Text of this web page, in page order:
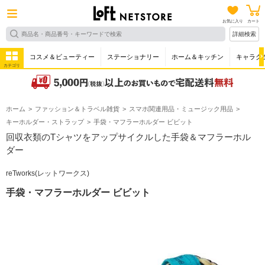
お気に入り カート
詳細検索
カテゴリ
コスメ＆ビューティー ステーショナリー ホーム＆キッチン キャラク
ホーム ファッション＆トラベル雑貨
スマホ関連用品・ミュージック用品
キーホルダー・ストラップ
手袋・マフラーホルダー ビビット
回収衣類のTシャツをアップサイクルした手袋＆マフラーホル
ダー
reTworks(レットワークス)
手袋・マフラーホルダー ビビット